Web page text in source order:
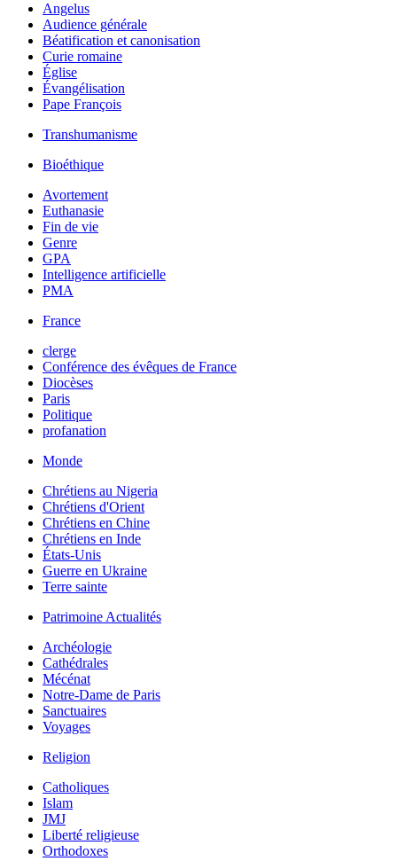
Angelus
Audience générale
Béatification et canonisation
Curie romaine
Église
Évangélisation
Pape François
Transhumanisme
Bioéthique
Avortement
Euthanasie
Fin de vie
Genre
GPA
Intelligence artificielle
PMA
France
clerge
Conférence des évêques de France
Diocèses
Paris
Politique
profanation
Monde
Chrétiens au Nigeria
Chrétiens d'Orient
Chrétiens en Chine
Chrétiens en Inde
États-Unis
Guerre en Ukraine
Terre sainte
Patrimoine Actualités
Archéologie
Cathédrales
Mécénat
Notre-Dame de Paris
Sanctuaires
Voyages
Religion
Catholiques
Islam
JMJ
Liberté religieuse
Orthodoxes